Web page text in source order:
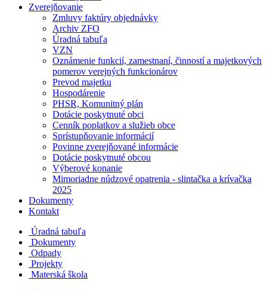
Zverejňovanie
Zmluvy faktúry objednávky
Archiv ZFO
Úradná tabuľa
VZN
Oznámenie funkcií, zamestnaní, činností a majetkových
pomerov verejných funkcionárov
Prevod majetku
Hospodárenie
PHSR, Komunitný plán
Dotácie poskytnuté obci
Cenník poplatkov a služieb obce
Sprístupňovanie informácií
Povinne zverejňované informácie
Dotácie poskytnuté obcou
Výberové konanie
Mimoriadne núdzové opatrenia - slintačka a krívačka
2025
Dokumenty
Kontakt
Úradná tabuľa
Dokumenty
Odpady
Projekty
Materská škola